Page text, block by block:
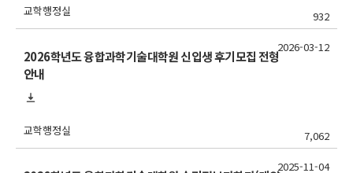
교학행정실 932
2026학년도 융합과학기술대학원 신입생 후기모집 전형
안내
교학행정실 7,062
2026-03-12
2025-11-04